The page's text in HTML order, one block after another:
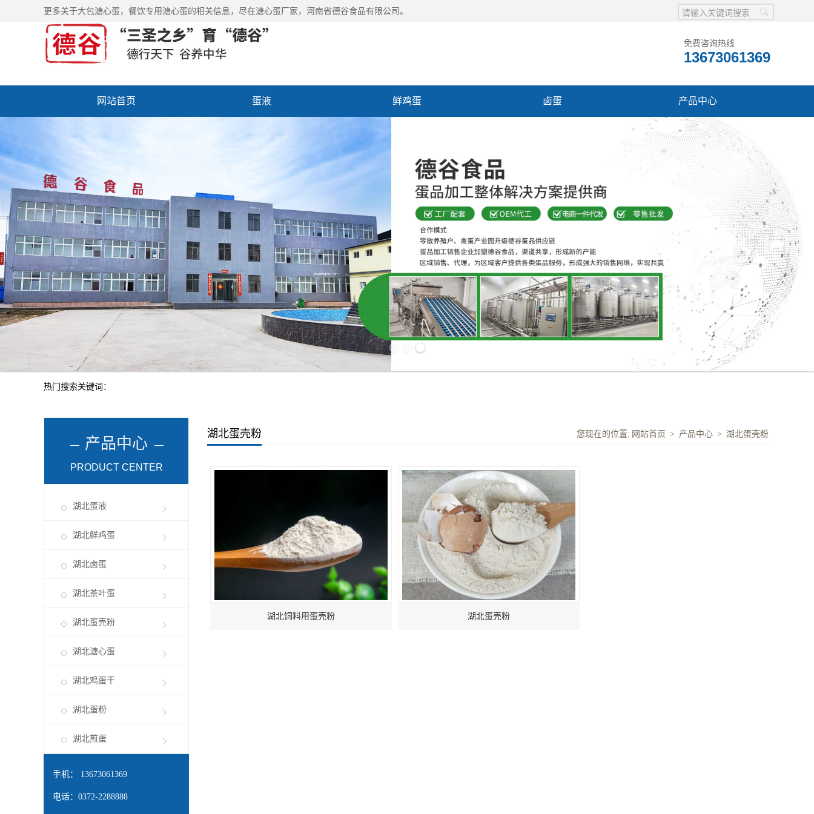
更多关于大包溏心蛋，餐饮专用溏心蛋的相关信息，尽在溏心蛋厂家，河南省德谷食品有限公司。
免费咨询热线
13673061369
网站首页 蛋液 鲜鸡蛋 卤蛋 产品中心
热门搜索关键词：
产品中心
PRODUCT CENTER
湖北蛋液
湖北鲜鸡蛋
湖北卤蛋
湖北茶叶蛋
湖北蛋壳粉
湖北溏心蛋
湖北鸡蛋干
湖北蛋粉
湖北煎蛋
手机： 13673061369
电话：0372-2288888
湖北蛋壳粉 您现在的位置: 网站首页 > 产品中心 > 湖北蛋壳粉
湖北饲料用蛋壳粉 湖北蛋壳粉